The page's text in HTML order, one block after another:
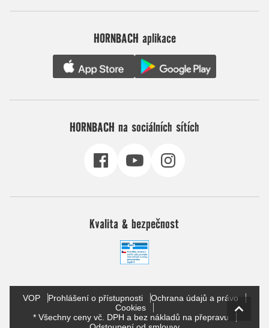
HORNBACH aplikace
HORNBACH na sociálních sítích
Kvalita & bezpečnost
VOP Prohlášení o přístupnosti
Ochrana údajů a právo
Cookies
* Všechny ceny vč. DPH a bez nákladů na přepravu